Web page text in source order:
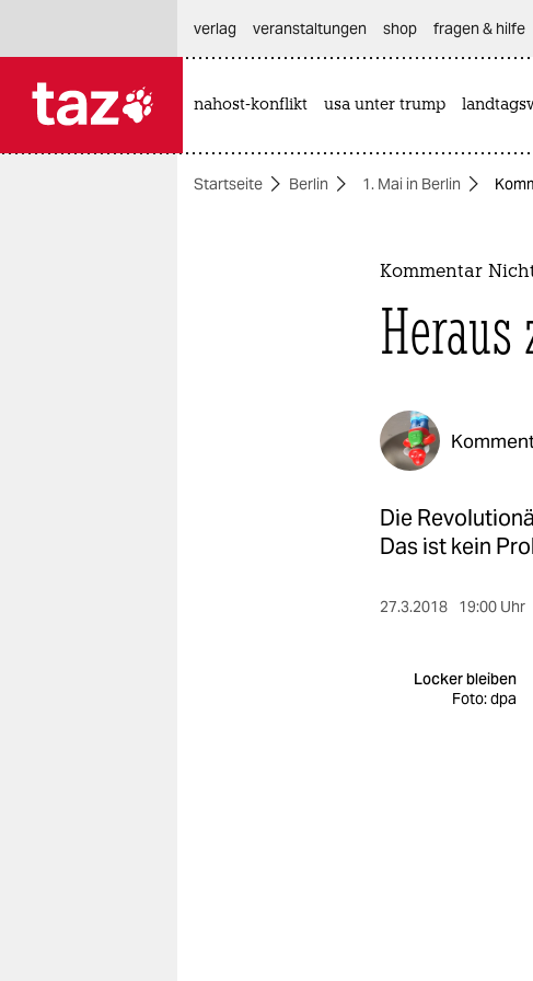
themen
verlag
veranstaltungen shop fragen & hilfe
nahost-konflikt usa unter trump
Startseite Berlin 1. Mai in Berlin
Kommentar
Die
Das ist kein
27.3.2018 19:00 Uhr
Locker bleiben
Foto: dpa